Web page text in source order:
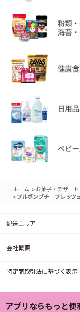
ホーム >お菓子・デザート
> ブルボンプチ プレッ
配送エリア
会社概要
特定商取引法に基づく表示
アプリならもっと便